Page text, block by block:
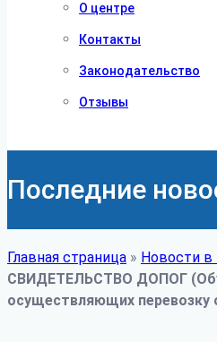
О центре
Контакты
Законодательство
Отзывы
Последние
Главная страница » Новости в
СВИДЕТЕЛЬСТВО ДОПОГ
осуществляющих перевозку